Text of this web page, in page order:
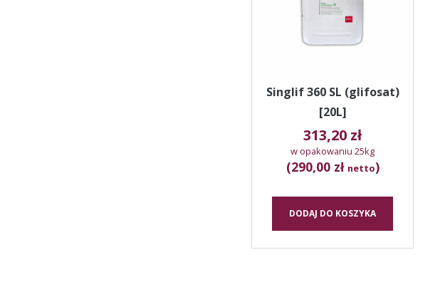
Singlif 360 SL (glifosat)
[20L]
313,20 zł
w opakowaniu 25kg
(290,00 zł netto)
DODAJ DO KOSZYKA